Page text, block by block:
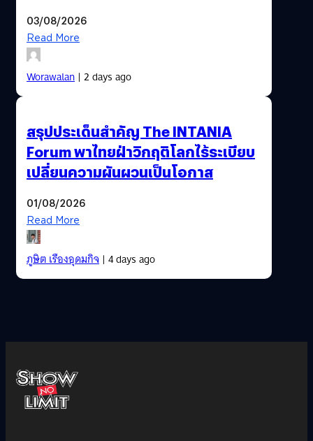
03/08/2026
Read More
Worawalan| 2 days ago
สรุปประเด็นสำคัญ The INTANIA
Forum พาไทยฝ่าวิกฤติโลกไร้ระเบียบ
เปลี่ยนความผันผวนเป็นโอกาส
01/08/2026
Read More
ภูษิต เรืองอุดมกิจ| 4 days ago